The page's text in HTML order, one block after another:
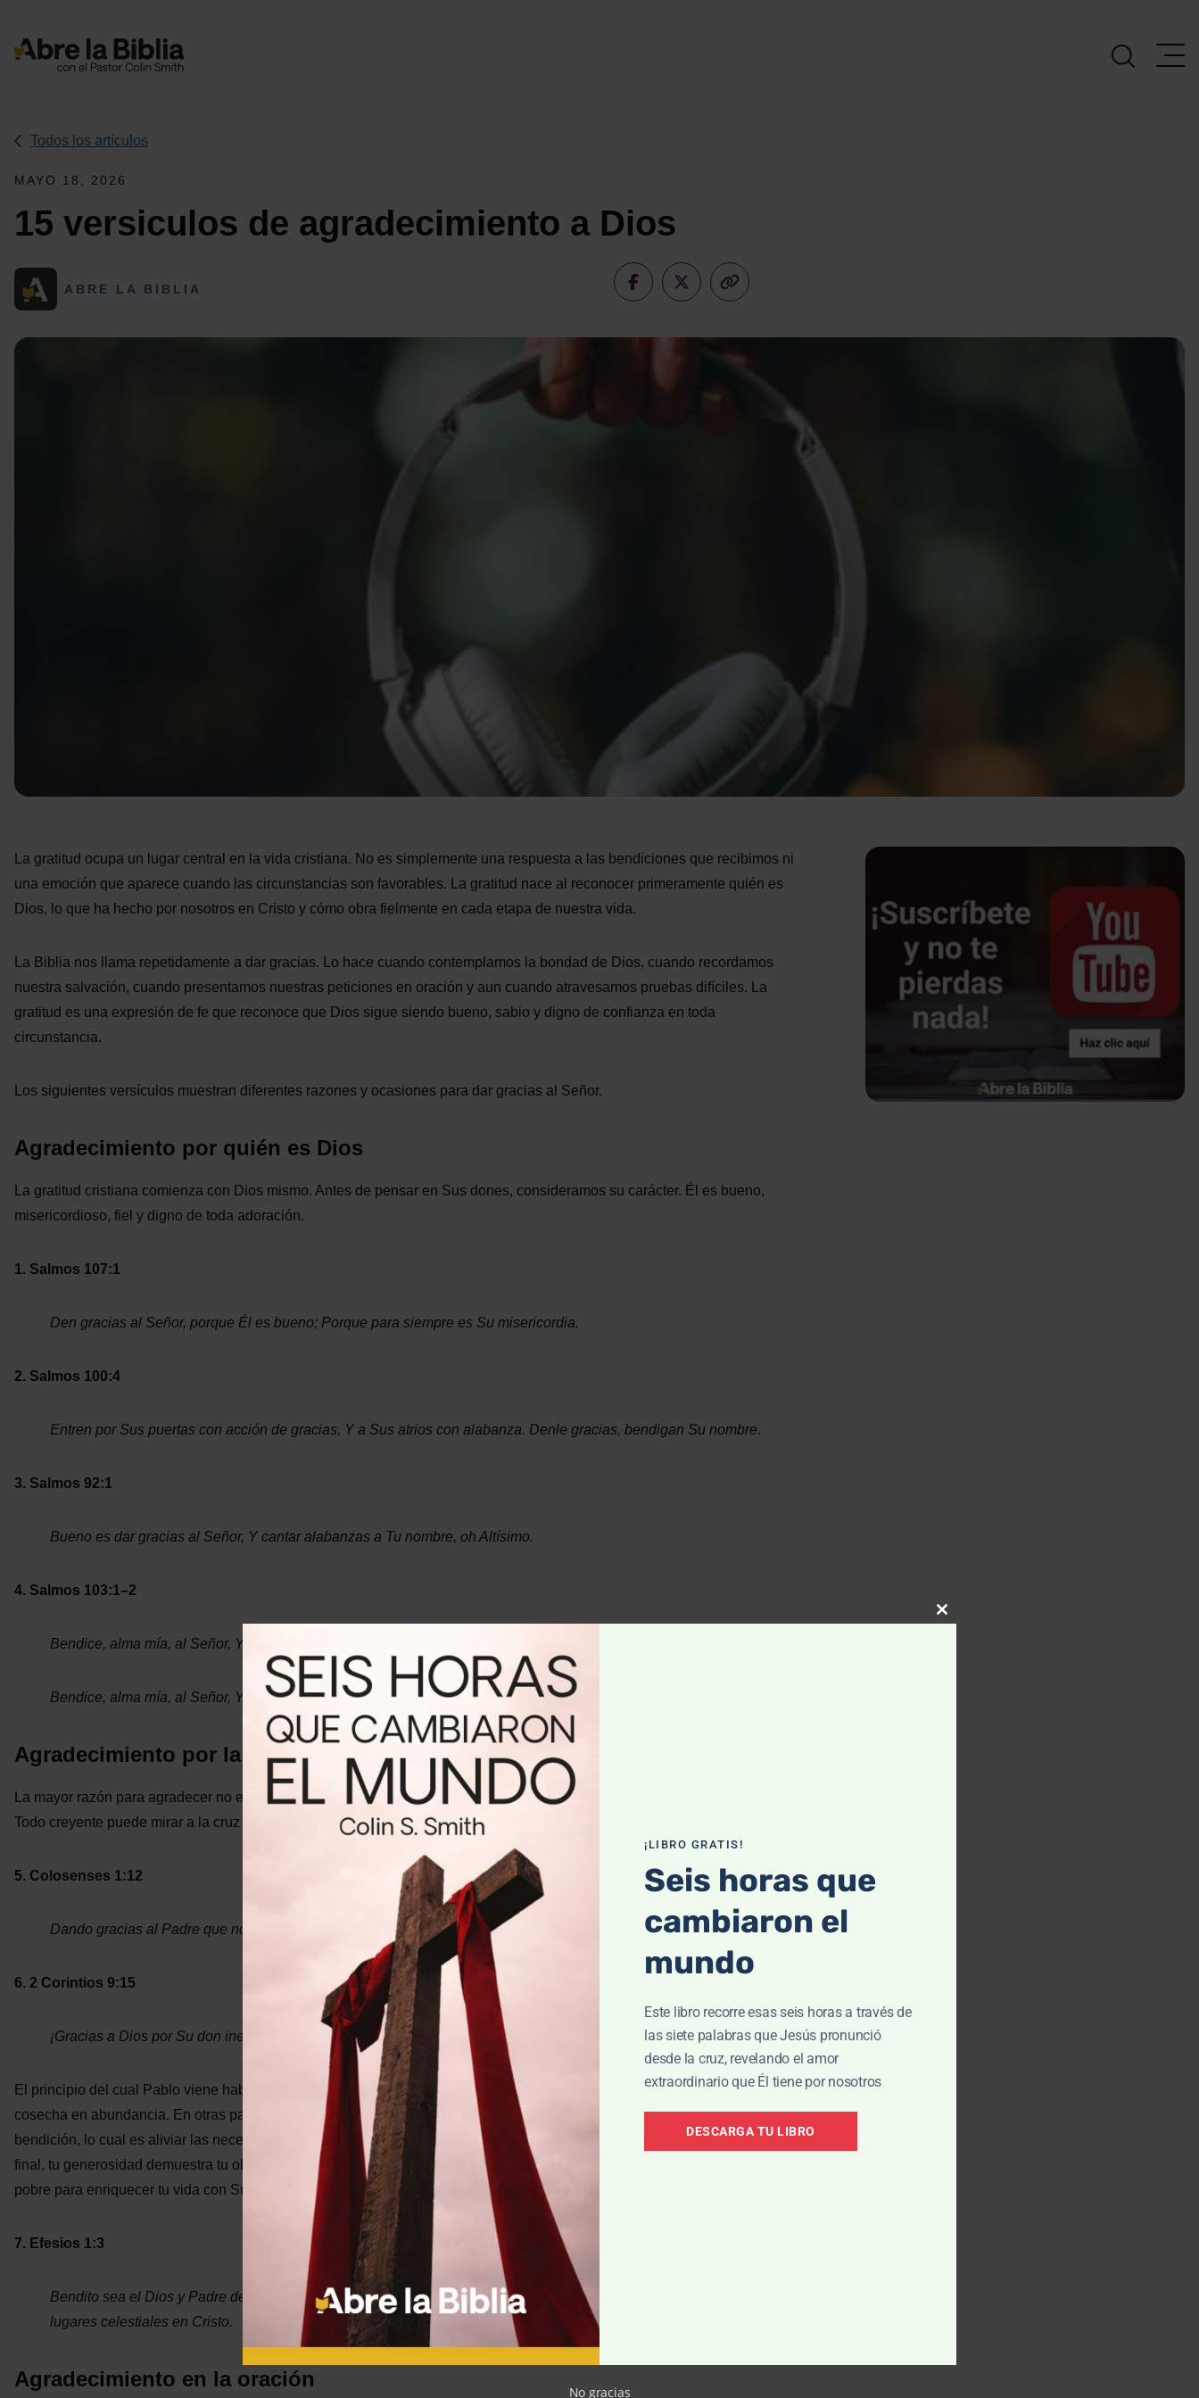
Navegación Principal
Todos los artículos
MAYO 18, 2026
15 versiculos de agradecimiento a Dios
ABRE LA BIBLIA
La gratitud ocupa un lugar central en la vida cristiana. No es simplemente una respuesta a las bendiciones que recibimos ni
una emoción que aparece cuando las circunstancias son favorables. La gratitud nace al reconocer primeramente quién es
Dios, lo que ha hecho por nosotros en Cristo y cómo obra fielmente en cada etapa de nuestra vida.
La Biblia nos llama repetidamente a dar gracias. Lo hace cuando contemplamos la bondad de Dios, cuando recordamos
nuestra salvación, cuando presentamos nuestras peticiones en oración y aun cuando atravesamos pruebas difíciles. La
gratitud es una expresión de fe que reconoce que Dios sigue siendo bueno, sabio y digno de confianza en toda
circunstancia.
Los siguientes versículos muestran diferentes razones y ocasiones para dar gracias al Señor.
Agradecimiento por quién es Dios
La gratitud cristiana comienza con Dios mismo. Antes de pensar en Sus dones, consideramos su carácter. Él es bueno,
misericordioso, fiel y digno de toda adoración.
1. Salmos 107:1
Den gracias al Señor, porque Él es bueno; Porque para siempre es Su misericordia.
2. Salmos 100:4
Entren por Sus puertas con acción de gracias, Y a Sus atrios con alabanza. Denle gracias, bendigan Su nombre.
3. Salmos 92:1
Bueno es dar gracias al Señor, Y cantar alabanzas a Tu nombre, oh Altísimo.
4. Salmos 103:1–2
Bendice, alma mía, al Señor, Y bendiga todo mi ser Su santo nombre.
Bendice, alma mía, al Señor, Y no olvides ninguno de Sus beneficios.
Agradecimiento por la salvación
La mayor razón para agradecer no es una bendición temporal, sino la gracia eterna que Dios nos ha mostrado en Jesucristo.
Todo creyente puede mirar a la cruz y encontrar motivos inagotables para la gratitud.
5. Colosenses 1:12
Dando gracias al Padre que nos ha capacitado para compartir la herencia de los santos en la Luz.
6. 2 Corintios 9:15
¡Gracias a Dios por Su don inefable!
El principio del cual Pablo viene hablando antes de estos versículos es sencillo: quien da con generosidad y alegría,
cosecha en abundancia. En otras palabras, lo que Dios promete es darte siempre lo necesario para que sigas siendo de
bendición, lo cual es aliviar las necesidades de otros y en consecuencia eso despierta una inmensa gratitud hacia Él. Al
final, tu generosidad demuestra tu obediencia al evangelio y refleja el regalo supremo de Jesús, quien siendo rico se hizo
pobre para enriquecer tu vida con Su presencia.
7. Efesios 1:3
Bendito sea el Dios y Padre de nuestro Señor Jesucristo, que nos ha bendecido con toda bendición espiritual en los
lugares celestiales en Cristo.
Agradecimiento en la oración
Close
¡LIBRO GRATIS!
Seis horas que
cambiaron el
mundo
Este libro recorre esas seis horas a través de
las siete palabras que Jesús pronunció
desde la cruz, revelando el amor
extraordinario que Él tiene por nosotros
DESCARGA TU LIBRO
No gracias